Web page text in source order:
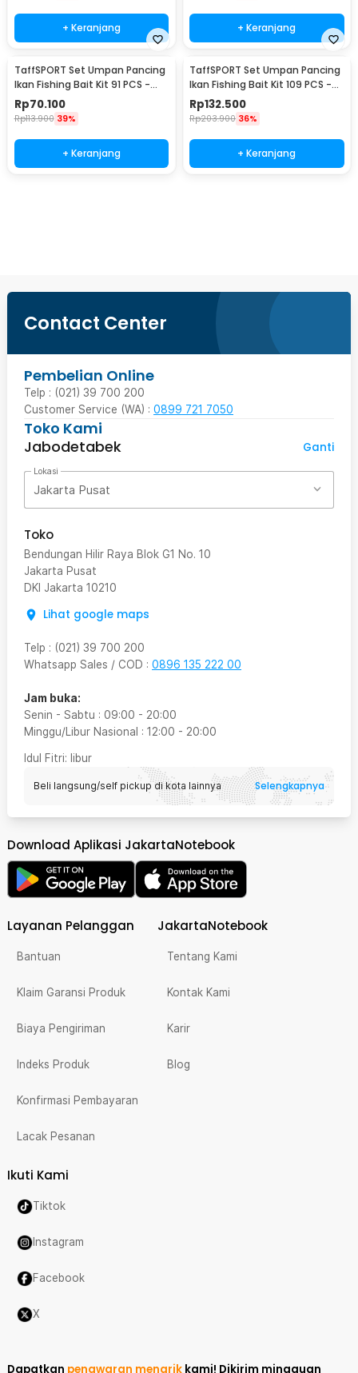
+ Keranjang + Keranjang
TaffSPORT Set Umpan Pancing
Ikan Fishing Bait Kit 91 PCS -
DWS250-F
Rp70.100
Rp113.900 39%
+ Keranjang
TaffSPORT Set Umpan Pancing
Ikan Fishing Bait Kit 109 PCS -
DWS250-G
Rp132.500
Rp203.900 36%
+ Keranjang
Contact Center
Pembelian Online
Telp : (021) 39 700 200
Customer Service (WA) : 0899 721 7050
Toko Kami
Jabodetabek
Ganti
Lokasi
Jakarta Pusat
Toko
Bendungan Hilir Raya Blok G1 No. 10
Jakarta Pusat
DKI Jakarta 10210
Lihat google maps
Telp : (021) 39 700 200
Whatsapp Sales / COD : 0896 135 222 00
Jam buka:
Senin - Sabtu : 09:00 - 20:00
Minggu/Libur Nasional : 12:00 - 20:00
Idul Fitri: libur
Beli langsung/self pickup di kota lainnya Selengkapnya
Download Aplikasi JakartaNotebook
Layanan Pelanggan
Bantuan
Klaim Garansi Produk
Biaya Pengiriman
Indeks Produk
Konfirmasi Pembayaran
Lacak Pesanan
JakartaNotebook
Tentang Kami
Kontak Kami
Karir
Blog
Ikuti Kami
Tiktok
Instagram
Facebook
X
Dapatkan penawaran menarik kami! Dikirim mingguan